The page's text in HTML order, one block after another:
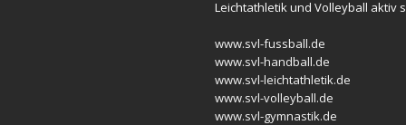
Leichtathletik und Volleyball aktiv
www.svl-fussball.de
www.svl-handball.de
www.svl-leichtathletik.de
www.svl-volleyball.de
www.svl-gymnastik.de